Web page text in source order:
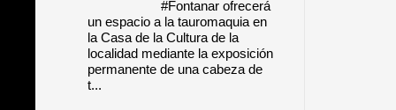
#Fontanar ofrecerá
un espacio a la tauromaquia en
la Casa de la Cultura de la
localidad mediante la exposición
permanente de una cabeza de
t...